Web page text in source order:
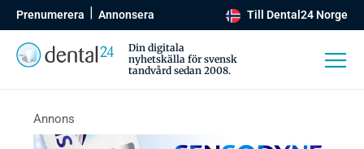
Prenumerera Annonsera Till Dental24 Norge
Din digitala
nyhetskälla för svensk
tandvård sedan 2008.